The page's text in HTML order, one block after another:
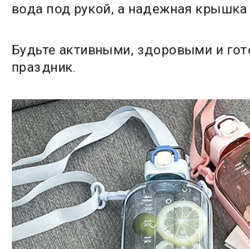
вода под рукой, а надежная крышка
Будьте активными, здоровыми и
праздник.